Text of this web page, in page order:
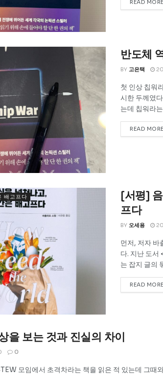
READ MORE
반도체
BY 고은택
첫 인상 칩워
시한 두께였
는데 칩워라
READ MORE
배고프다
[서평]
프다
BY 오세용
먼저, 저자 바
다. 지난 도서
는 잡지 글의
READ MORE
을 보는 것과 진실의 차이
0
모임에서 초격차라는 책을 읽은 적 있는데 그때